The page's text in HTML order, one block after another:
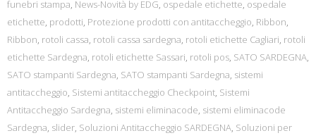
funebri stampa, News-Novità by EDG, ospedale etichette, ospedale
etichette, prodotti, Protezione prodotti con antitaccheggio, Ribbon,
Ribbon, rotoli cassa, rotoli cassa sardegna, rotoli etichette Cagliari, rotoli
etichette Sardegna, rotoli etichette Sassari, rotoli pos, SATO SARDEGNA,
SATO stampanti Sardegna, SATO stampanti Sardegna, sistemi
antitaccheggio, Sistemi antitaccheggio Checkpoint, Sistemi
Antitaccheggio Sardegna, sistemi eliminacode, sistemi eliminacode
Sardegna, slider, Soluzioni Antitaccheggio SARDEGNA, Soluzioni per